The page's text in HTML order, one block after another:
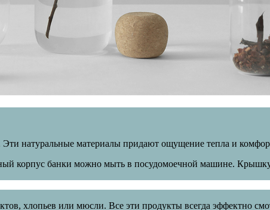
Эти натуральные материалы придают ощущение тепла и
корпус банки можно мыть в посудомоечной машине.
хлопьев или мюсли. Все эти продукты всегда эффектно